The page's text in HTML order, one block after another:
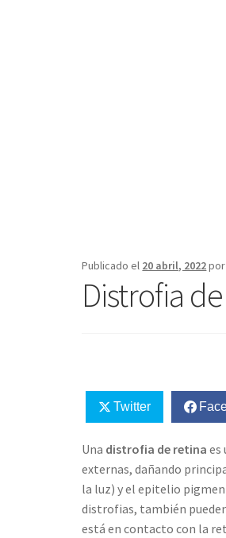
Publicado el 20 abril, 2022por
Distrofia
Twitter
Una distrofia de retina es
externas, dañando
la luz) y el epitelio
distrofias, también
está en contacto con la